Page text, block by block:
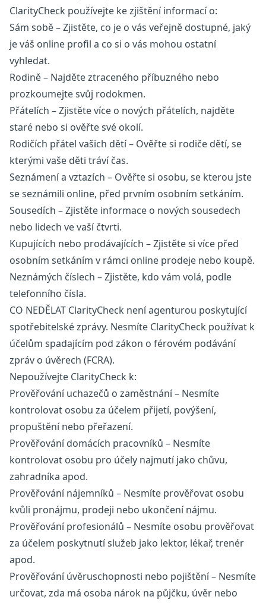
ClarityCheck používejte ke zjištění informací o:
Sám sobě – Zjistěte, co je o vás veřejně dostupné, jaký
je váš online profil a co si o vás mohou ostatní
vyhledat.
Rodině – Najděte ztraceného příbuzného nebo
prozkoumejte svůj rodokmen.
Přátelích – Zjistěte více o nových přátelích, najděte
staré nebo si ověřte své okolí.
Rodičích přátel vašich dětí – Ověřte si rodiče dětí, se
kterými vaše děti tráví čas.
Seznámení a vztazích – Ověřte si osobu, se kterou jste
se seznámili online, před prvním osobním setkáním.
Sousedích – Zjistěte informace o nových sousedech
nebo lidech ve vaší čtvrti.
Kupujících nebo prodávajících – Zjistěte si více před
osobním setkáním v rámci online prodeje nebo koupě.
Neznámých číslech – Zjistěte, kdo vám volá, podle
telefonního čísla.
CO NEDĚLAT ClarityCheck není agenturou poskytující
spotřebitelské zprávy. Nesmíte ClarityCheck používat k
účelům spadajícím pod zákon o férovém podávání
zpráv o úvěrech (FCRA).
Nepoužívejte ClarityCheck k:
Prověřování uchazečů o zaměstnání – Nesmíte
kontrolovat osobu za účelem přijetí, povýšení,
propuštění nebo přeřazení.
Prověřování domácích pracovníků – Nesmíte
kontrolovat osobu pro účely najmutí jako chůvu,
zahradníka apod.
Prověřování nájemníků – Nesmíte prověřovat osobu
kvůli pronájmu, prodeji nebo ukončení nájmu.
Prověřování profesionálů – Nesmíte osobu prověřovat
za účelem poskytnutí služeb jako lektor, lékař, trenér
apod.
Prověřování úvěruschopnosti nebo pojištění – Nesmíte
určovat, zda má osoba nárok na půjčku, úvěr nebo